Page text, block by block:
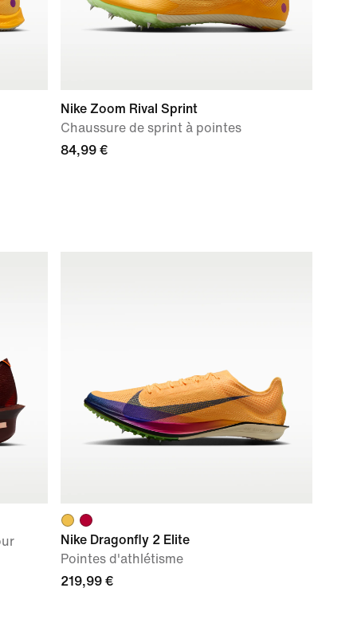
Nike Zoom Rival Sprint
Chaussure de sprint à pointes
84,99 €
Nike Dragonfly 2 Elite
Pointes d'athlétisme
219,99 €